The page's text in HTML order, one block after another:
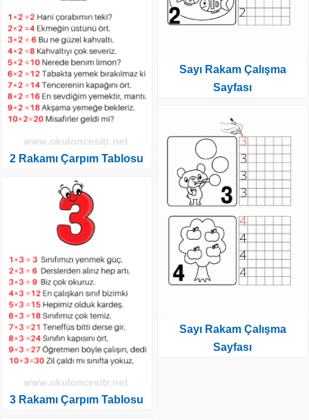
2 Rakamı Çarpım Tablosu
3 Rakamı Çarpım Tablosu
Sayı Rakam Çalışma
Sayfası
Sayı Rakam Çalışma
Sayfası